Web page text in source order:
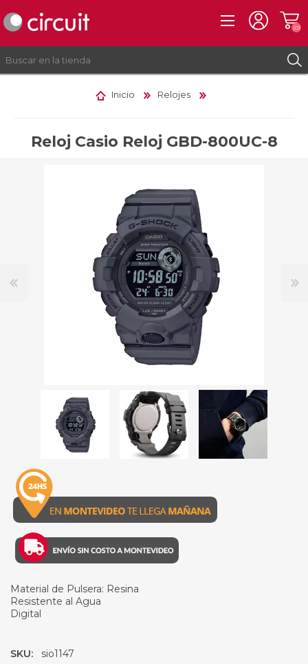
INICIAR SESIÓN
(0)
Inicio Relojes
Reloj Casio Reloj GBD-800UC-8
Material de Pulsera: Resina
Resistente al Agua
Digital
SKU: sio1147